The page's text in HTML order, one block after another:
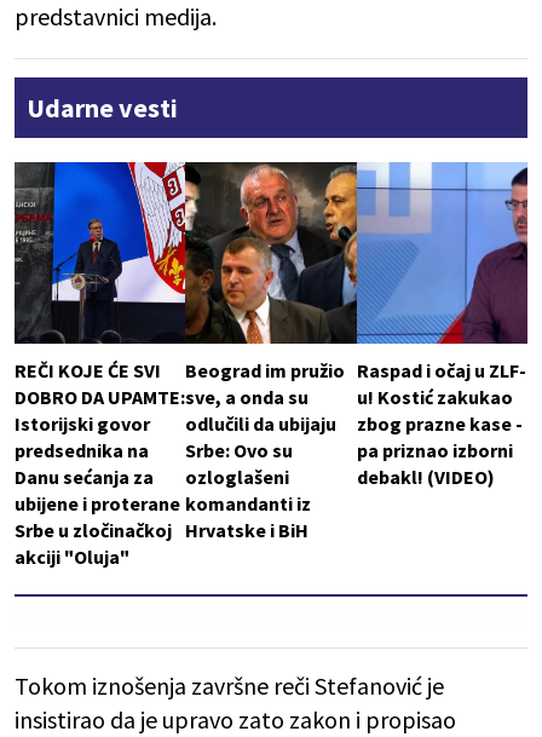
predstavnici medija.
Udarne vesti
REČI KOJE ĆE SVI
DOBRO DA UPAMTE:
Istorijski govor
predsednika na
Danu sećanja za
ubijene i proterane
Srbe u zločinačkoj
akciji "Oluja"
Beograd im pružio
sve, a onda su
odlučili da ubijaju
Srbe: Ovo su
ozloglašeni
komandanti iz
Hrvatske i BiH
Raspad i očaj u ZLF-
u! Kostić zakukao
zbog prazne kase -
pa priznao izborni
debakl! (VIDEO)
Tokom iznošenja završne reči Stefanović je
insistirao da je upravo zato zakon i propisao